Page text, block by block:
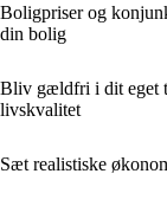
Boligpriser og
din bolig
Bliv gældfri i dit eget
livskvalitet
Sæt realistiske